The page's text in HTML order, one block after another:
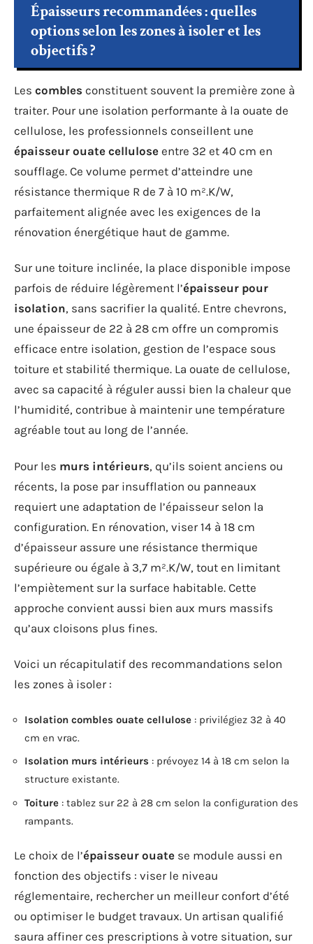
Épaisseurs recommandées : quelles
options selon les zones à isoler et les
objectifs ?
Les combles constituent souvent la première zone à
traiter. Pour une isolation performante à la ouate de
cellulose, les professionnels conseillent une
épaisseur ouate cellulose entre 32 et 40 cm en
soufflage. Ce volume permet d’atteindre une
résistance thermique R de 7 à 10 m².K/W,
parfaitement alignée avec les exigences de la
rénovation énergétique haut de gamme.
Sur une toiture inclinée, la place disponible impose
parfois de réduire légèrement l’épaisseur pour
isolation, sans sacrifier la qualité. Entre chevrons,
une épaisseur de 22 à 28 cm offre un compromis
efficace entre isolation, gestion de l’espace sous
toiture et stabilité thermique. La ouate de cellulose,
avec sa capacité à réguler aussi bien la chaleur que
l’humidité, contribue à maintenir une température
agréable tout au long de l’année.
Pour les murs intérieurs, qu’ils soient anciens ou
récents, la pose par insufflation ou panneaux
requiert une adaptation de l’épaisseur selon la
configuration. En rénovation, viser 14 à 18 cm
d’épaisseur assure une résistance thermique
supérieure ou égale à 3,7 m².K/W, tout en limitant
l’empiètement sur la surface habitable. Cette
approche convient aussi bien aux murs massifs
qu’aux cloisons plus fines.
Voici un récapitulatif des recommandations selon
les zones à isoler :
Isolation combles ouate cellulose : privilégiez 32 à 40
cm en vrac.
Isolation murs intérieurs : prévoyez 14 à 18 cm selon la
structure existante.
Toiture : tablez sur 22 à 28 cm selon la configuration des
rampants.
Le choix de l’épaisseur ouate se module aussi en
fonction des objectifs : viser le niveau
réglementaire, rechercher un meilleur confort d’été
ou optimiser le budget travaux. Un artisan qualifié
saura affiner ces prescriptions à votre situation, sur